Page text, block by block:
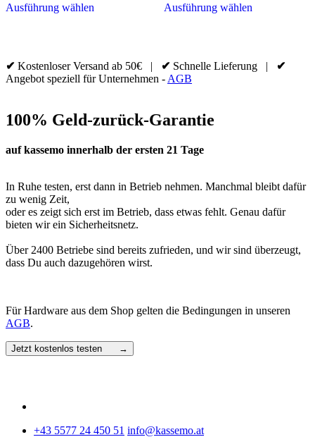
Ausführung wählenProdukt
Die
Optionen
der
gewählt
Ausführung wählenProdukt
Die
✔ Kostenloser Versand ab 50€ | ✔ Schnelle Lieferung |
✔
Angebot speziell für Unternehmen - AGB
100% Geld-zurück-Garantie
auf kassemo innerhalb der ersten 21 Tage
In Ruhe testen, erst dann in Betrieb nehmen. Manchmal bleibt dafür
zu wenig Zeit,
oder es zeigt sich erst im Betrieb, dass etwas fehlt. Genau dafür
bieten wir ein Sicherheitsnetz.
Über 2400 Betriebe sind bereits zufrieden, und wir sind überzeugt,
dass Du auch dazugehören wirst.
Für Hardware aus dem Shop gelten die Bedingungen in unseren
AGB.
Jetzt kostenlos testen →
+43 5577 24 450 51 info@kassemo.at